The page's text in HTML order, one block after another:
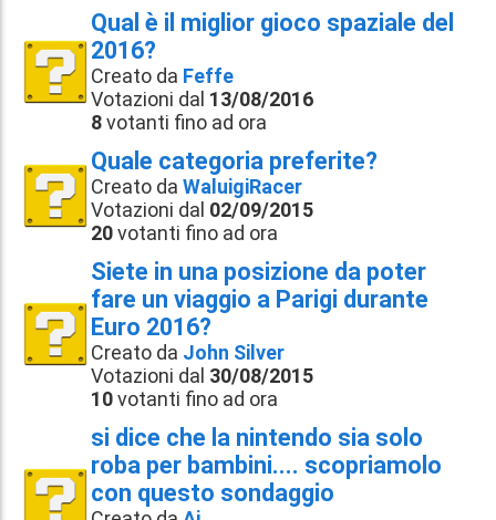
Qual è il miglior gioco spaziale del
2016?
Creato da Feffe
Votazioni dal 13/08/2016
8votanti fino ad ora
Quale categoria preferite?
Creato da WaluigiRacer
Votazioni dal 02/09/2015
20votanti fino ad ora
Siete in una posizione da poter
fare un viaggio a Parigi durante
Euro 2016?
Creato da John Silver
Votazioni dal 30/08/2015
10votanti fino ad ora
si dice che la nintendo sia solo
roba per bambini.... scopriamolo
con questo sondaggio